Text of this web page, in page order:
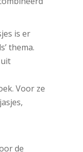
is er
thema.
Voor ze
de